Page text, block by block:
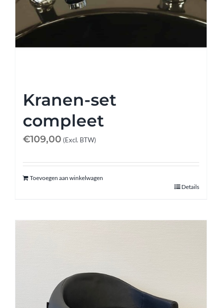
Kranen-set
compleet
€109,00 (Excl. BTW)
Toevoegen aan winkelwagen
Details